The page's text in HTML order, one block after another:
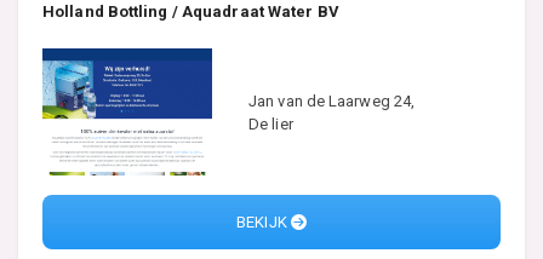
Holland Bottling / Aquadraat Water BV
Jan van de Laarweg 24,
De lier
BEKIJK